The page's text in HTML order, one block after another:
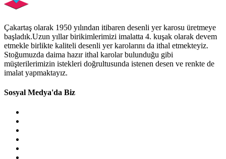
Çakartaş olarak 1950 yılından itibaren desenli yer karosu üretmeye
başladık.Uzun yıllar birikimlerimizi imalatta 4. kuşak olarak devem
etmekle birlikte kaliteli desenli yer karolarını da ithal etmekteyiz.
Stoğumuzda daima hazır ithal karolar bulunduğu gibi
müşterilerimizin istekleri doğrultusunda istenen desen ve renkte de
imalat yapmaktayız.
Sosyal Medya'da Biz